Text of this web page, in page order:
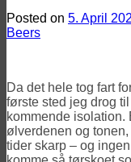
Posted on 5. April
Beers
Da det hele tog fart
første sted jeg drog
kommende
ølverdenen og
tider skarp – og